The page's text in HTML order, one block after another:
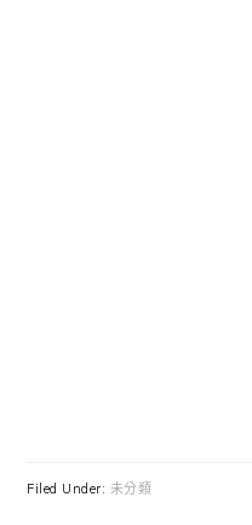
Filed Under: 未分類